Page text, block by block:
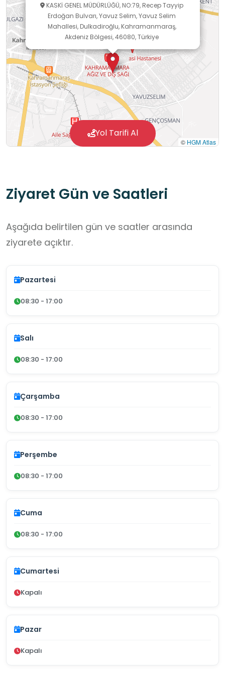
vermeden nasıl bertaraf edildiğini teknik
uzmanlardan öğrenerek; suyun evlerimize
ulaşan serüvenini, altyapı sistemlerinin işleyişini
ve sürdürülebilir su kullanımının hayati önemini
yerinde kavrayabilirler.
KASKİ GENEL MÜDÜRLÜĞÜ, NO:79, Recep Tayyip
Erdoğan Bulvarı, Yavuz Selim, Yavuz Selim
Mahallesi, Dulkadiroğlu, Kahramanmaraş,
Akdeniz Bölgesi, 46080, Türkiye
© HGM Atlas
Yol Tarifi Al
Ziyaret Gün ve Saatleri
Aşağıda belirtilen gün ve saatler arasında
ziyarete açıktır.
Pazartesi
08:30 - 17:00
Salı
08:30 - 17:00
Çarşamba
08:30 - 17:00
Perşembe
08:30 - 17:00
Cuma
08:30 - 17:00
Cumartesi
Kapalı
Pazar
Kapalı